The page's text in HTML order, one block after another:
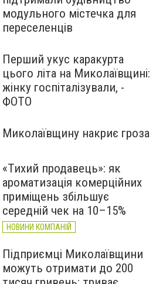
модульного містечка для
переселенців
Перший укус каракурта
цього літа на Миколаївщині:
жінку госпіталізували, -
ФОТО
Миколаївщину накриє гроза
«Тихий продавець»: як
ароматизація комерційних
приміщень збільшує
середній чек на 10–15%
НОВИНИ КОМПАНІЙ
Підприємці Миколаївщини
можуть отримати до 200